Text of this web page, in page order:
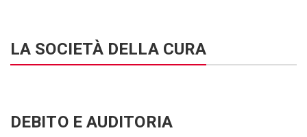
LA SOCIETÀ DELLA CURA
DEBITO E AUDITORIA